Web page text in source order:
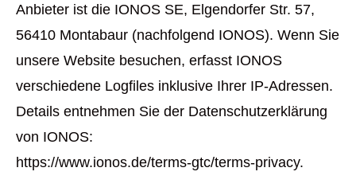
Anbieter ist die IONOS SE, Elgendorfer Str. 57,
56410 Montabaur (nachfolgend IONOS). Wenn Sie
unsere Website besuchen, erfasst IONOS
verschiedene Logfiles inklusive Ihrer IP-Adressen.
Details entnehmen Sie der Datenschutzerklärung
von IONOS:
https://www.ionos.de/terms-gtc/terms-privacy.